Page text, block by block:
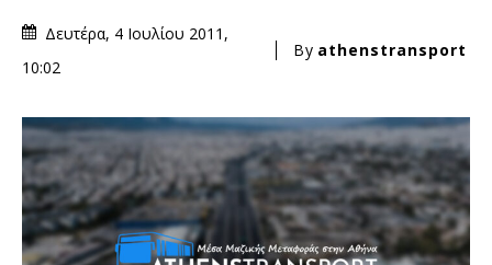
Δευτέρα, 4 Ιουλίου 2011,
10:02
By athenstransport